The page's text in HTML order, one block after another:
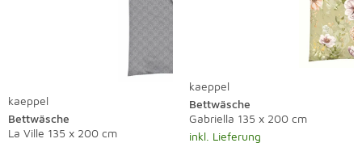
kaeppel
Bettwäsche
La Ville 135 x 200 cm
kaeppel
Bettwäsche
Gabriella 135 x 200 cm
inkl. Lieferung